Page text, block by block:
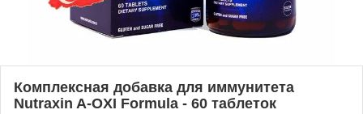
Комплексная добавка для иммунитета
Nutraxin A-OXI Formula - 60 таблеток